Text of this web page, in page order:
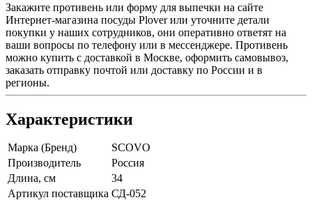
Закажите противень или форму для выпечки на сайте
Интернет-магазина посуды Plover или уточните детали
покупки у наших сотрудников, они оперативно ответят на
ваши вопросы по телефону или в мессенджере. Противень
можно купить с доставкой в Москве, оформить самовывоз,
заказать отправку почтой или доставку по России и в
регионы.
Характеристики
Марка (Бренд)
SCOVO
Производитель
Россия
Длина, см
34
Артикул поставщика СД-052